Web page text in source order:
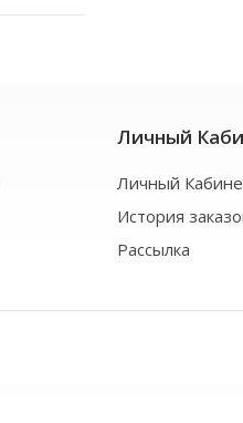
Личный
Личный
История
Рассылка